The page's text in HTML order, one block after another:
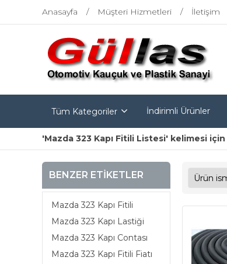
Anasayfa Müşteri Hizmetleri İletişim
Tüm Kategoriler İndirimli Ürünler
'Mazda 323 Kapı Fitili Listesi' kelimesi
BENZER ETIKETLER
Mazda 323 Kapı Fitili
Mazda 323 Kapı Lastiği
Mazda 323 Kapı Contası
Mazda 323 Kapı Fitili Fiatı